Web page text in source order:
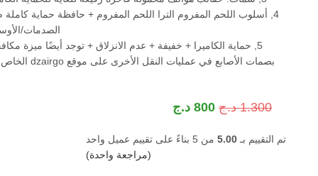
4, أسلوب اللحم المفروم الترا اللحم المفروم + حافظة حماية
الصدمات/
5, حماية الكاميرا + خفيفة + عدم الانزلاق + توجد أيضًا ميزة
بصمات الأصابع في عمليات النقل الأخرى على موقع dzairgo الخاص بنا
1.300 د.ج 800 د.ج
تم التقييم بـ 5.00من 5 بناءً على تقييم عميل واحد
(مراجعة واحدة)